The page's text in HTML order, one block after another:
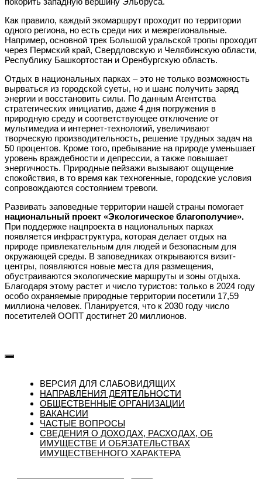
Как правило, каждый экомаршрут проходит по территории
одного региона, но есть среди них и межрегиональные.
Например, основной трек Большой уральской тропы проходит
через Пермский край, Свердловскую и Челябинскую области,
Республику Башкортостан и Оренбургскую область.
Отдых в национальных парках – это не только возможность
вырваться из городской суеты, но и шанс получить заряд
энергии и восстановить силы. По данным Агентства
стратегических инициатив, даже 4 дня погружения в
природную среду и соответствующее отключение от
мультимедиа и интернет-технологий, увеличивают
творческую производительность, решение трудных задач на
50 процентов. Кроме того, пребывание на природе уменьшает
уровень враждебности и депрессии, а также повышает
энергичность. Природные пейзажи вызывают ощущение
спокойствия, в то время как техногенные, городские условия
сопровождаются состоянием тревоги.
Развивать заповедные территории нашей страны помогает
национальный проект «Экологическое благополучие».
При поддержке нацпроекта в национальных парках
появляется инфраструктура, которая делает отдых на
природе привлекательным для людей и безопасным для
окружающей среды. В заповедниках открываются визит-
центры, появляются новые места для размещения,
обустраиваются экологические маршруты и зоны отдыха.
Благодаря этому растет и число туристов: только в 2024 году
особо охраняемые природные территории посетили 17,59
миллиона человек. Планируется, что к 2030 году число
посетителей ООПТ достигнет 20 миллионов.
ВЕРСИЯ ДЛЯ СЛАБОВИДЯЩИХ
НАПРАВЛЕНИЯ ДЕЯТЕЛЬНОСТИ
ОБЩЕСТВЕННЫЕ ОРГАНИЗАЦИИ
ВАКАНСИИ
ЧАСТЫЕ ВОПРОСЫ
CВЕДЕНИЯ О ДОХОДАХ, РАСХОДАХ, ОБ
ИМУЩЕСТВЕ И ОБЯЗАТЕЛЬСТВАХ
ИМУЩЕСТВЕННОГО ХАРАКТЕРА